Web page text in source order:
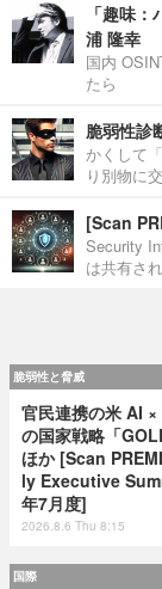
「趣味
浦 隆幸
国内
たら
脆弱性診
かくして
り別物に
[Scan
Security
は共有さ
脆弱性と脅威
官民連携の米 AI
の国家戦略「
ほか [Scan
ly Executive
年7月度]
2026.8.6 Thu 8:15
国際